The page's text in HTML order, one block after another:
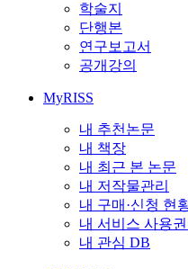
학술지
단행본
연구보고서
공개강의
MyRISS
내 추천논문
내 책장
내 최근 본 논문
내 저작물관리
내 구매·신청 현
내 서비스 사용
내 관심 DB